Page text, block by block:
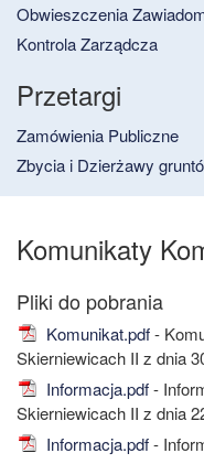
Obwieszczenia
Kontrola Zarządcza
Przetargi
Zamówienia Publiczne
Zbycia i Dzierżawy
Komunikaty
Komunikat.pdf-
Skierniewicach II z dnia
Informacja.pdf-
Skierniewicach II z dnia
Informacja.pdf-